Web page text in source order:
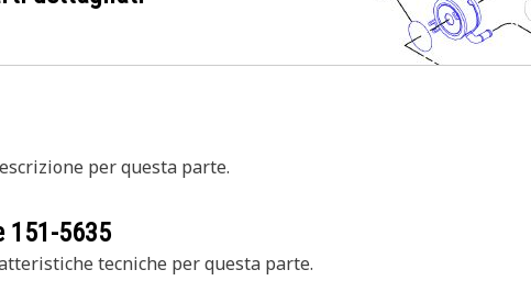
per questa parte.
151-5635
tecniche per questa parte.